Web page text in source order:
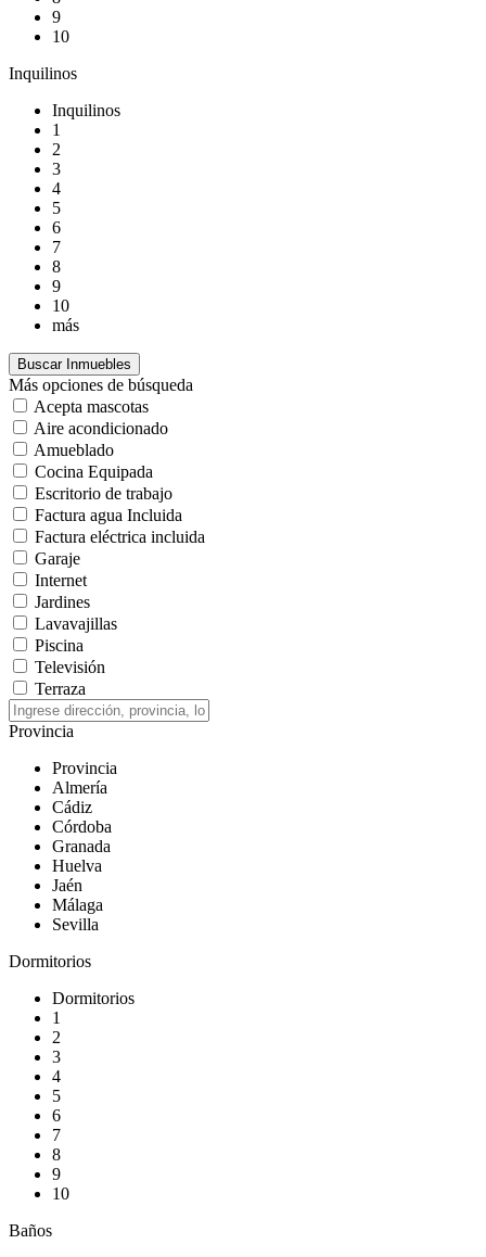
9
10
Inquilinos
Inquilinos
1
2
3
4
5
6
7
8
9
10
más
Más opciones de búsqueda
Acepta mascotas
Aire acondicionado
Amueblado
Cocina Equipada
Escritorio de trabajo
Factura agua Incluida
Factura eléctrica incluida
Garaje
Internet
Jardines
Lavavajillas
Piscina
Televisión
Terraza
Provincia
Provincia
Almería
Cádiz
Córdoba
Granada
Huelva
Jaén
Málaga
Sevilla
Dormitorios
Dormitorios
1
2
3
4
5
6
7
8
9
10
Baños